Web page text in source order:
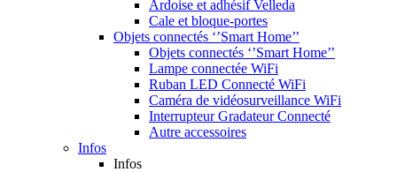
Ardoise et adhésif Velleda
Cale et bloque-portes
Objets connectés ‘’Smart Home’’
Objets connectés ‘’Smart Home’’
Lampe connectée WiFi
Ruban LED Connecté WiFi
Caméra de vidéosurveillance WiFi
Interrupteur Gradateur Connecté
Autre accessoires
Infos
Infos